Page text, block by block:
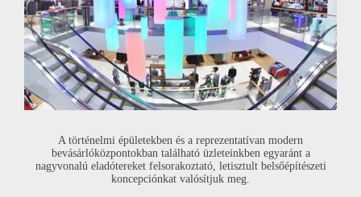
A történelmi épületekben és a reprezentatívan modern
bevásárlóközpontokban található üzleteinkben egyaránt a
nagyvonalú eladótereket felsorakoztató, letisztult belsőépítészeti
koncepciónkat valósítjuk meg.